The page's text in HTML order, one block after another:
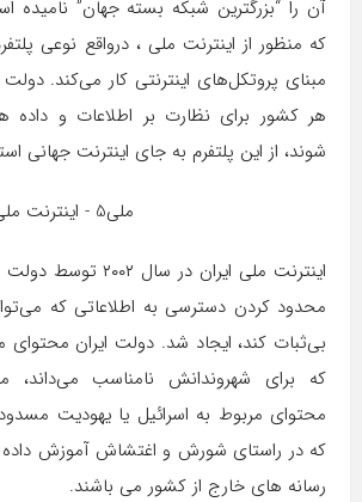
آن را “بزرگترین شبکه بسته جهان”
که منظور از اینترنت ملی ، درواقع نوعی
مبنای پروتکل‌های اینترنتی کار می‌کند.
هر کشور برای نظارت بر اطلاعات و داده
شوند، از این پلتفرم به جای اینترنت جهانی
اینترنت ملی ایران در
محدود کردن دسترسی به اطلاعاتی که
بی‌ثبات کند، ایجاد شد. دولت ایران محتوای
که برای شهروندانش نامناسب می‌داند،
محتوای مربوط به اسرائیل یا یهودیت
که در راستای شورش و اغتشاش آموزش داده
رسانه های خارج از کشور می باشند.